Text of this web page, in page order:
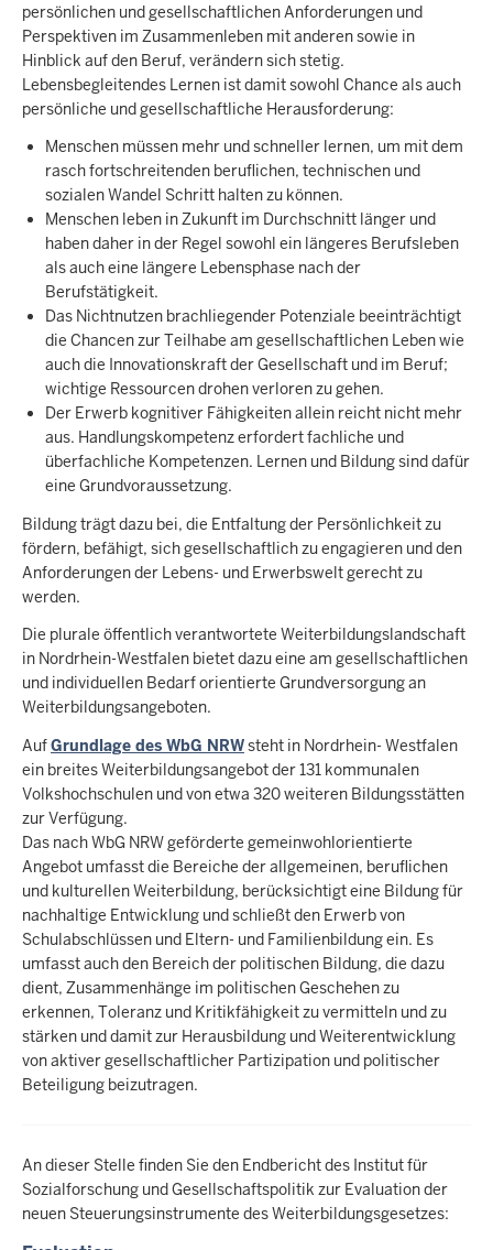
persönlichen und gesellschaftlichen Anforderungen und
Perspektiven im Zusammenleben mit anderen sowie in
Hinblick auf den Beruf, verändern sich stetig.
Lebensbegleitendes Lernen ist damit sowohl Chance als auch
persönliche und gesellschaftliche Herausforderung:
Menschen müssen mehr und schneller lernen, um mit dem
rasch fortschreitenden beruflichen, technischen und
sozialen Wandel Schritt halten zu können.
Menschen leben in Zukunft im Durchschnitt länger und
haben daher in der Regel sowohl ein längeres Berufsleben
als auch eine längere Lebensphase nach der
Berufstätigkeit.
Das Nichtnutzen brachliegender Potenziale beeinträchtigt
die Chancen zur Teilhabe am gesellschaftlichen Leben wie
auch die Innovationskraft der Gesellschaft und im Beruf;
wichtige Ressourcen drohen verloren zu gehen.
Der Erwerb kognitiver Fähigkeiten allein reicht nicht mehr
aus. Handlungskompetenz erfordert fachliche und
überfachliche Kompetenzen. Lernen und Bildung sind dafür
eine Grundvoraussetzung.
Bildung trägt dazu bei, die Entfaltung der Persönlichkeit zu
fördern, befähigt, sich gesellschaftlich zu engagieren und den
Anforderungen der Lebens- und Erwerbswelt gerecht zu
werden.
Die plurale öffentlich verantwortete Weiterbildungslandschaft
in Nordrhein-Westfalen bietet dazu eine am gesellschaftlichen
und individuellen Bedarf orientierte Grundversorgung an
Weiterbildungsangeboten.
AufGrundlage des WbG NRWsteht in Nordrhein- Westfalen
ein breites Weiterbildungsangebot der 131 kommunalen
Volkshochschulen und von etwa 320 weiteren Bildungsstätten
zur Verfügung.
Das nach WbG NRW geförderte gemeinwohlorientierte
Angebot umfasst die Bereiche der allgemeinen, beruflichen
und kulturellen Weiterbildung, berücksichtigt eine Bildung für
nachhaltige Entwicklung und schließt den Erwerb von
Schulabschlüssen und Eltern- und Familienbildung ein. Es
umfasst auch den Bereich der politischen Bildung, die dazu
dient, Zusammenhänge im politischen Geschehen zu
erkennen, Toleranz und Kritikfähigkeit zu vermitteln und zu
stärken und damit zur Herausbildung und Weiterentwicklung
von aktiver gesellschaftlicher Partizipation und politischer
Beteiligung beizutragen.
An dieser Stelle finden Sie den Endbericht des Institut für
Sozialforschung und Gesellschaftspolitik zur Evaluation der
neuen Steuerungsinstrumente des Weiterbildungsgesetzes: